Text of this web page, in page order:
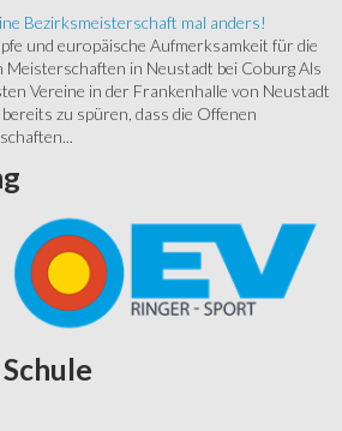
Bezirksmeisterschaft mal anders!
und europäische Aufmerksamkeit für die
in Neustadt bei Coburg Als
Vereine in der Frankenhalle von Neustadt
zu spüren, dass die Offenen